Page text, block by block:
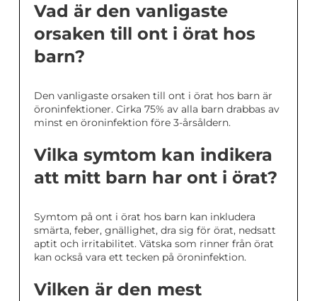
Vad är den vanligaste
orsaken till ont i örat hos
barn?
Den vanligaste orsaken till ont i örat hos barn är
öroninfektioner. Cirka 75% av alla barn drabbas av
minst en öroninfektion före 3-årsåldern.
Vilka symtom kan indikera
att mitt barn har ont i örat?
Symtom på ont i örat hos barn kan inkludera
smärta, feber, gnällighet, dra sig för örat, nedsatt
aptit och irritabilitet. Vätska som rinner från örat
kan också vara ett tecken på öroninfektion.
Vilken är den mest